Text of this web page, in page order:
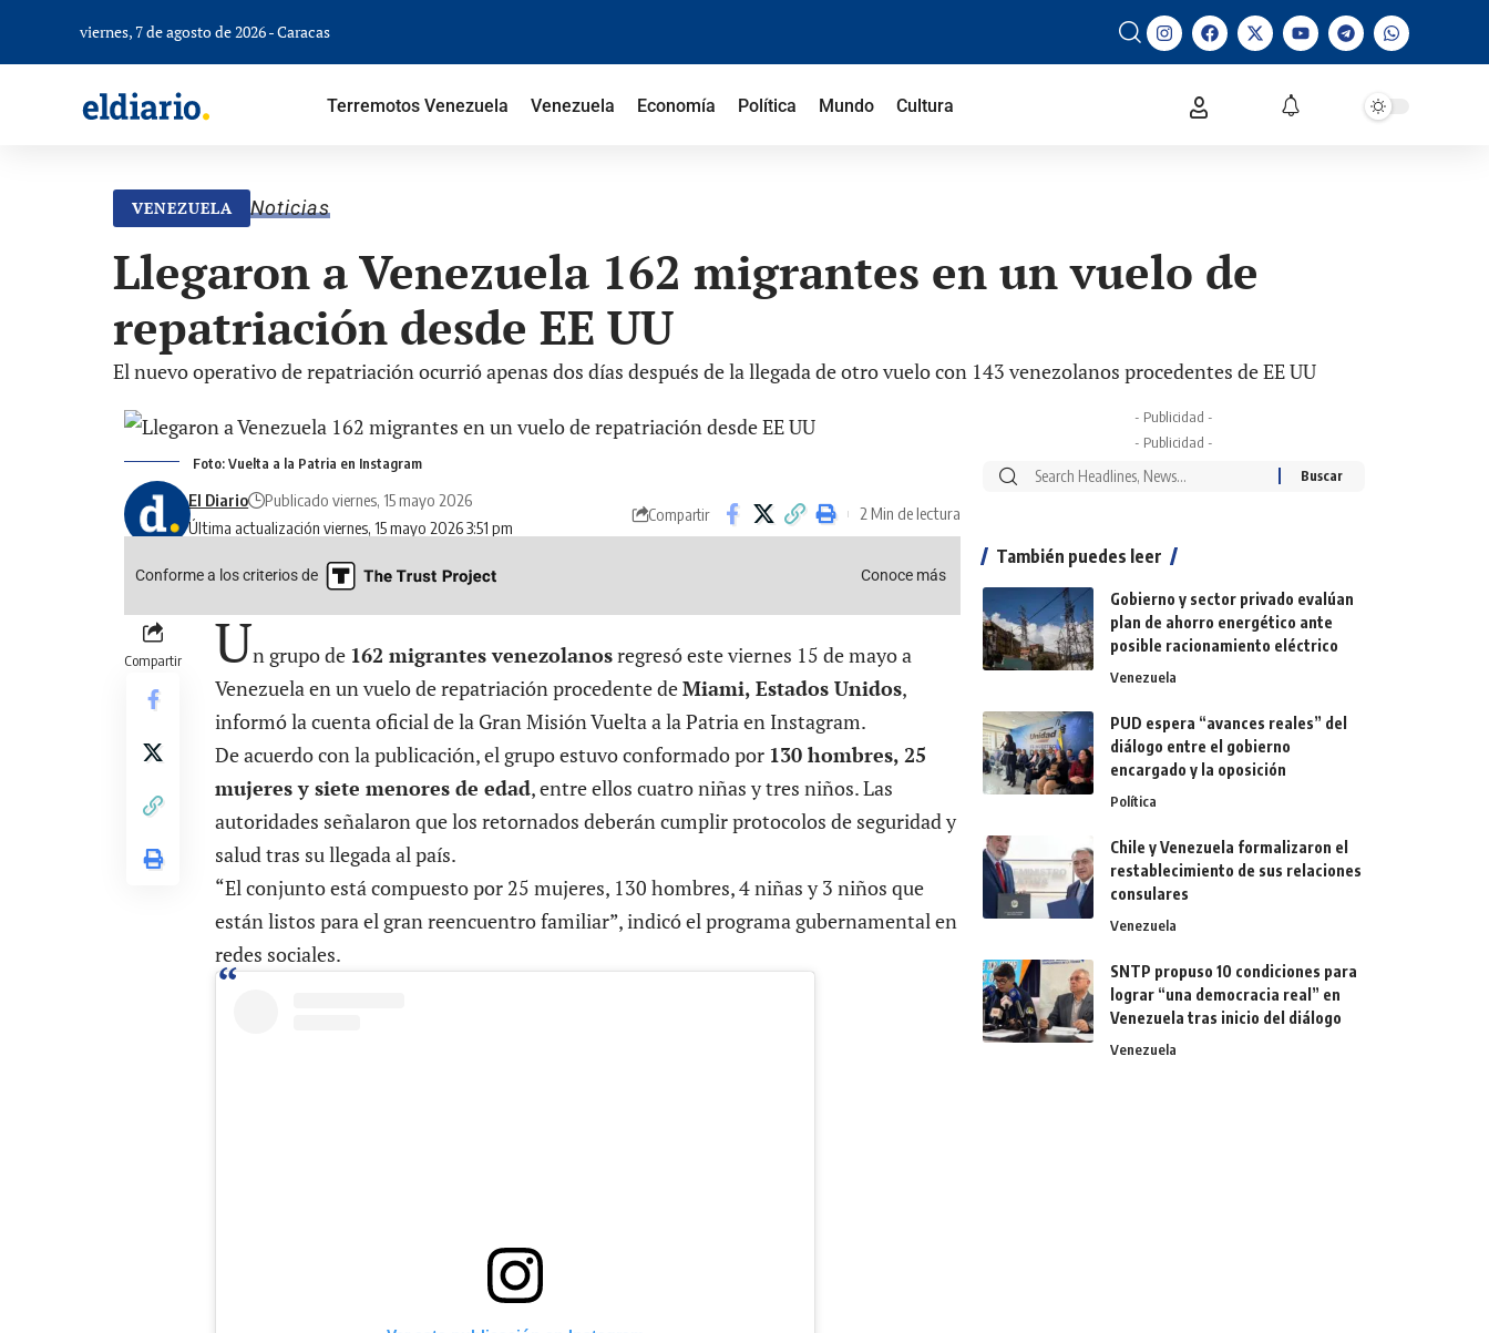
viernes, 7 de agosto de 2026 - Caracas
Terremotos Venezuela Venezuela Economía Política Mundo Cultura
VENEZUELA Noticias
Llegaron a Venezuela 162 migrantes en un vuelo de
repatriación desde EE UU
El nuevo operativo de repatriación ocurrió apenas dos días después de la llegada de otro vuelo con 143 venezolanos procedentes de EE UU
Foto: Vuelta a la Patria en Instagram
Última actualización viernes, 15 mayo 2026 3:51 pm
El Diario Publicado viernes, 15 mayo 2026
Compartir 2 Min de lectura
Conforme a los criterios de Conoce más
Compartir Un grupo de 162 migrantes venezolanosregresó este viernes 15 de mayo a
Venezuela en un vuelo de repatriación procedente deMiami, Estados Unidos,
informó la cuenta oficial de la Gran Misión Vuelta a la Patria en Instagram.
De acuerdo con la publicación, el grupo estuvo conformado por 130 hombres, 25
mujeres y siete menores de edad, entre ellos cuatro niñas y tres niños. Las
autoridades señalaron que los retornados deberán cumplir protocolos de seguridad y
salud tras su llegada al país.
“El conjunto está compuesto por 25 mujeres, 130 hombres, 4 niñas y 3 niños que
están listos para el gran reencuentro familiar”, indicó el programa gubernamental en
redes sociales.
- Publicidad -
- Publicidad -
También puedes leer
Gobierno y sector privado evalúan
plan de ahorro energético ante
posible racionamiento eléctrico
Venezuela
PUD espera “avances reales” del
diálogo entre el gobierno
encargado y la oposición
Política
Chile y Venezuela formalizaron el
restablecimiento de sus relaciones
consulares
Venezuela
SNTP propuso 10 condiciones para
lograr “una democracia real” en
Venezuela tras inicio del diálogo
Venezuela